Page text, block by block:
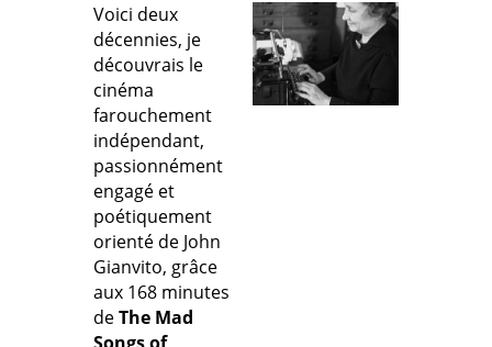
Voici deux
décennies, je
découvrais le
cinéma
farouchement
indépendant,
passionnément
engagé et
poétiquement
orienté de John
Gianvito, grâce
aux 168 minutes
deThe Mad